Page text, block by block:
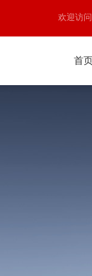
欢迎访
首